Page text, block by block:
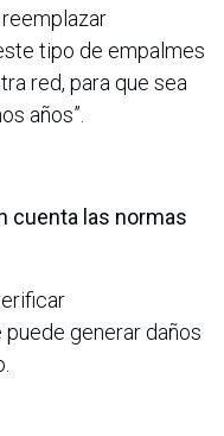
tipo de empalmes
red, para que sea
años”.
cuenta las normas
generar daños